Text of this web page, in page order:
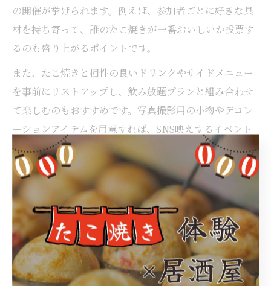
の開催が挙げられます。例えば、参加者ごとに好きな具
材を持ち寄って、誰のたこ焼きが一番おいしいか投票す
るのも盛り上がるポイントです。
また、たこ焼きと相性の良いドリンクやサイドメニュー
を事前にリストアップし、飲み放題プランと組み合わせ
て楽しむのもおすすめです。写真撮影用の小物やデコレ
ーションアイテムを用意すれば、SNS映えするイベント
として記念にも残ります。
注意点としては、盛り上がりすぎて騒音トラブルになら
ないよう、居酒屋の利用ルールや周囲のお客様への配慮
を忘れないことが大切です。幹事は参加者に事前にマナ
ーを伝えておくと、全員が気持ちよく楽しめるタコパと
なります。